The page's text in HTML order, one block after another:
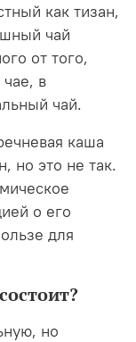
как тизан,
чай
от того,
в
чай.
каша
но это не так.
о его
для
но